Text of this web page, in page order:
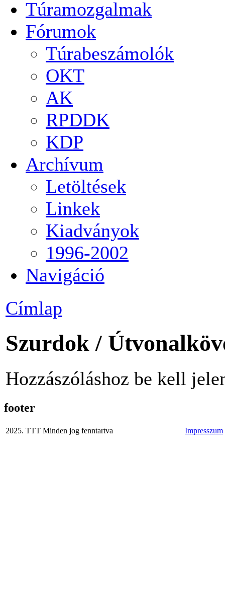
Túramozgalmak
Fórumok
Túrabeszámolók
OKT
AK
RPDDK
KDP
Archívum
Letöltések
Linkek
Kiadványok
1996-2002
Navigáció
Címlap
Szurdok /
Hozzászóláshoz be kell
footer
2025. TTT Minden jog fenntartva Impresszum